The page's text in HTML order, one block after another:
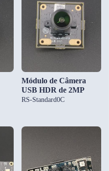
Módulo de Câmera
USB HDR de 2MP
RS-Standard0C